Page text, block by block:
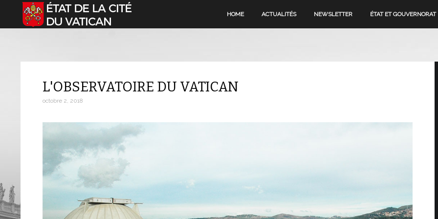
Sélectionnez votre langue HOME ACTUALITÉS NEWSLETTER ÉTAT ET GOUVERNORAT
L'OBSERVATOIRE DU VATICAN
octobre 2, 2018